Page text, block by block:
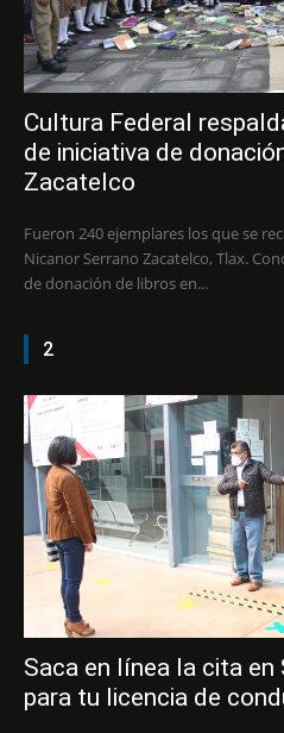
Cultura Federal
de iniciativa de
Zacatelco
Fueron 240 ejemplares los que se
Nicanor Serrano Zacatelco, Tlax. Concluyó con gran éxito la campaña
de donación de libros en...
2
Saca en línea la cita en
para tu licencia de